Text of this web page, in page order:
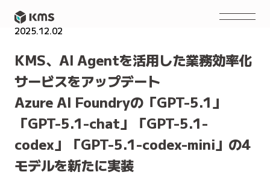
2025.12.02
KMS、AI Agentを活用した業務効率化
サービスをアップデート
Azure AI Foundryの「GPT-5.1」
「GPT-5.1-chat」「GPT-5.1-
codex」「GPT-5.1-codex-mini」の4
モデルを新たに実装